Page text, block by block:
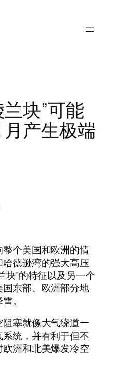
块”可能
月产生极端
个美国和欧洲的情
德逊湾的强大高压
块”的特征以及另一个
东部、欧洲部分地
。
塞就像大气绕道一
统，并有利于但不
洲和北美爆发冷空